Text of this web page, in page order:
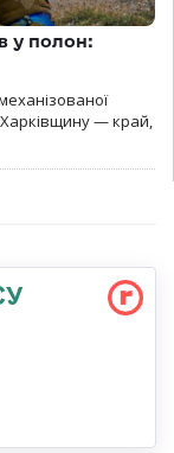
у полон:
Харківщину — край,